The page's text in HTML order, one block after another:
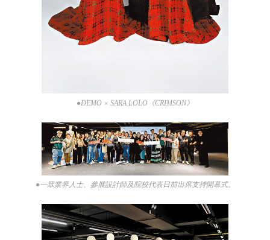
●DEMO × SARA LOLO《CRIMSON》
●一眾業界人士、參展設計師及院校代表日前出席支持開幕式。